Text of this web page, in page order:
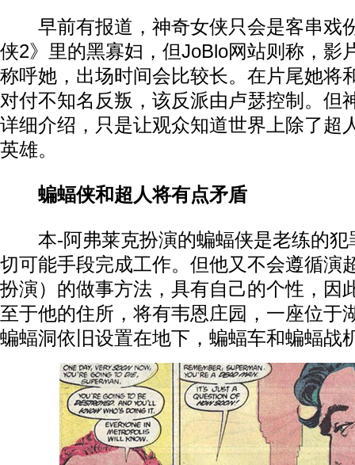
早前有报道，神奇女侠只会是客串戏
侠2》里的黑寡妇，但JoBlo网站则称，影
称呼她，出场时间会比较长。在片尾她将
对付不知名反叛，该反派由卢瑟控制。但
详细介绍，只是让观众知道世界上除了超
英雄。
蝙蝠侠和超人将有点矛盾
本-阿弗莱克扮演的蝙蝠侠是老练的犯
切可能手段完成工作。但他又不会遵循演
扮演）的做事方法，具有自己的个性，因
至于他的住所，将有韦恩庄园，一座位于
蝙蝠洞依旧设置在地下，蝙蝠车和蝙蝠战